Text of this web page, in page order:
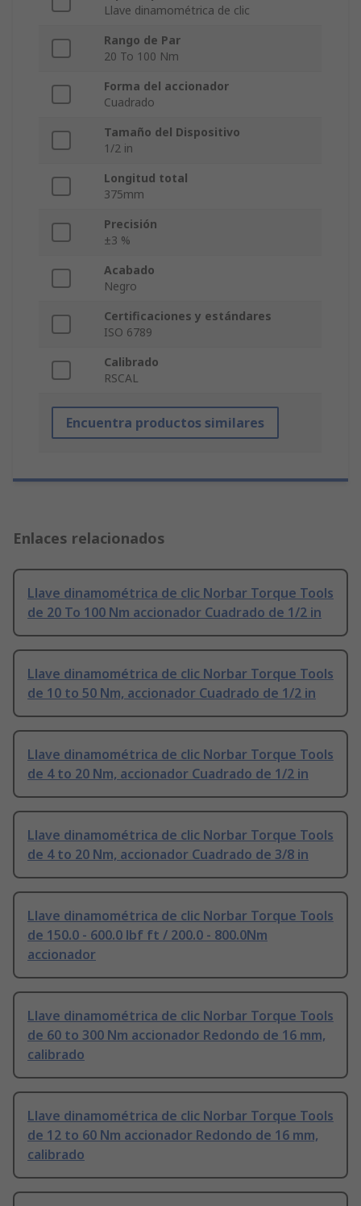
Llave dinamométrica de clic
Rango de Par
20 To 100 Nm
Forma del accionador
Cuadrado
Tamaño del Dispositivo
1/2 in
Longitud total
375mm
Precisión
±3 %
Acabado
Negro
Certificaciones y estándares
ISO 6789
Calibrado
RSCAL
Encuentra productos similares
Enlaces relacionados
Llave dinamométrica de clic Norbar Torque Tools
de 20 To 100 Nm accionador Cuadrado de 1/2 in
Llave dinamométrica de clic Norbar Torque Tools
de 10 to 50 Nm, accionador Cuadrado de 1/2 in
Llave dinamométrica de clic Norbar Torque Tools
de 4 to 20 Nm, accionador Cuadrado de 1/2 in
Llave dinamométrica de clic Norbar Torque Tools
de 4 to 20 Nm, accionador Cuadrado de 3/8 in
Llave dinamométrica de clic Norbar Torque Tools
de 150.0 - 600.0 lbf ft / 200.0 - 800.0Nm
accionador
Llave dinamométrica de clic Norbar Torque Tools
de 60 to 300 Nm accionador Redondo de 16 mm,
calibrado
Llave dinamométrica de clic Norbar Torque Tools
de 12 to 60 Nm accionador Redondo de 16 mm,
calibrado